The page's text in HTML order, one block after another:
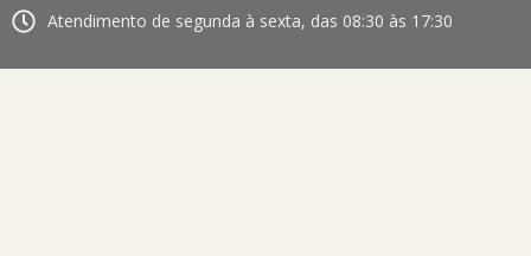
Atendimento de segunda à sexta, das 08:30 às 17:30